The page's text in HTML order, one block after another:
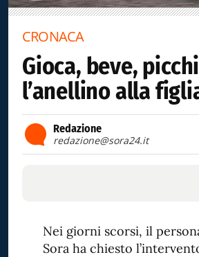
CRONACA
Gioca, beve,
l’anellino alla
Redazione
redazione@sora24.it
Nei giorni scorsi, il
Sora ha chiesto